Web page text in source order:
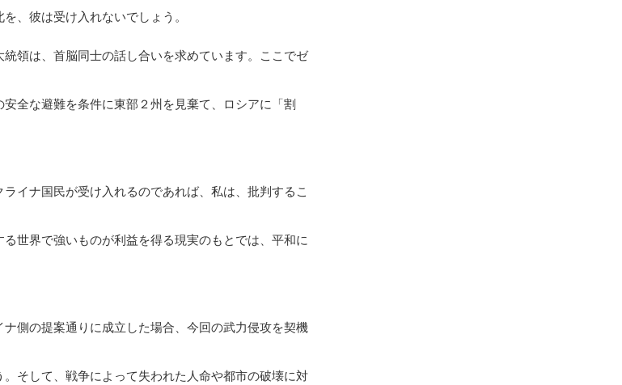
、彼は受け入れないでしょう。
領は、首脳同士の話し合いを求めています。ここでゼ
全な避難を条件に東部２州を見棄て、ロシアに「割
イナ国民が受け入れるのであれば、私は、批判するこ
世界で強いものが利益を得る現実のもとでは、平和に
側の提案通りに成立した場合、今回の武力侵攻を契機
そして、戦争によって失われた人命や都市の破壊に対